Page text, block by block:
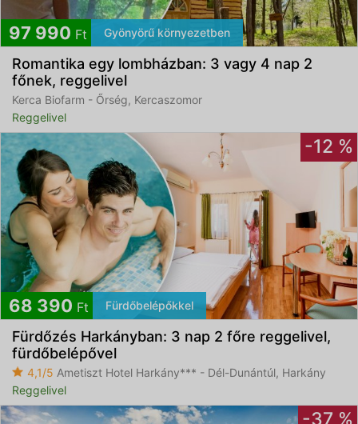
97 990 Ft Gyönyörű környezetben
Romantika egy lombházban: 3 vagy 4 nap 2
főnek, reggelivel
Kerca Biofarm - Őrség, Kercaszomor
Reggelivel
-12 %
68 390 Ft Fürdőbelépőkkel
Fürdőzés Harkányban: 3 nap 2 főre reggelivel,
fürdőbelépővel
4,1/5 Ametiszt Hotel Harkány*** - Dél-Dunántúl, Harkány
Reggelivel